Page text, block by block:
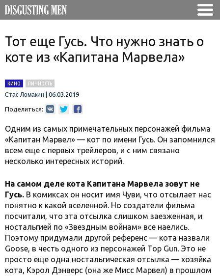
Тот еще Гусь. Что нужно знать о
коте из «Капитана Марвела»
КИНО
ЛИЧНОСТЬ
Стас Ломакин
06.03.2019
Поделиться:
Одним из самых примечательных персонажей фильма
«Капитан Марвел» — кот по имени Гусь. Он запомнился
всем еще с первых трейлеров, и с ним связано
несколько интересных историй.
На самом деле кота Капитана Марвела зовут не
Гусь. В комиксах он носит имя Чуви, что отсылает нас
понятно к какой вселенной. Но создатели фильма
посчитали, что эта отсылка слишком заезженная, и
ностальгией по «Звездным войнам» все наелись.
Поэтому придумали другой референс — кота назвали
Goose, в честь одного из персонажей Top Gun. Это не
просто еще одна ностальгическая отсылка — хозяйка
кота, Кэрол Дэнверс (она же Мисс Марвел) в прошлом